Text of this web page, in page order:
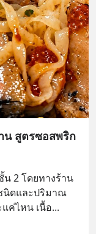
น สูตรซอสพริก
2 โดยทางร้าน
นิดและปริมาณ
แค่ไหน เนื้อ...